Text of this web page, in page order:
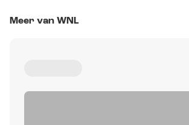
Meer van WNL